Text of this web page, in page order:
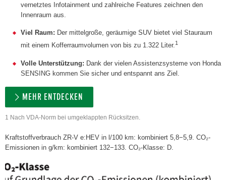
vernetztes Infotainment und zahlreiche Features zeichnen den
Innenraum aus.
Viel Raum: Der mittelgroße, geräumige SUV bietet viel Stauraum
mit einem Kofferraumvolumen von bis zu 1.322 Liter.1
Volle Unterstützung: Dank der vielen Assistenzsysteme von Honda
SENSING kommen Sie sicher und entspannt ans Ziel.
MEHR ENTDECKEN
1 Nach VDA-Norm bei umgeklappten Rücksitzen.
Kraftstoffverbrauch ZR-V e:HEV in l/100 km: kombiniert 5,8−5,9. CO₂-
Emissionen in g/km: kombiniert 132−133. CO₂-Klasse: D.